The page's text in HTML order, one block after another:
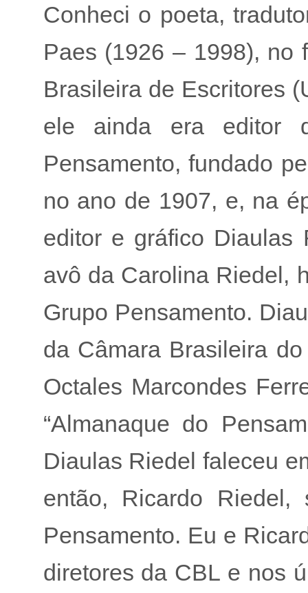
Conheci o poeta,
Paes (1926 – 1998), no
Brasileira de Escritores
ele ainda era editor
Pensamento, fundado
no ano de 1907, e, na
editor e gráfico Diaulas
avô da Carolina Riedel,
Grupo Pensamento.
da Câmara Brasileira
Octales Marcondes
“Almanaque do
Diaulas Riedel faleceu
então, Ricardo
Pensamento. Eu e
diretores da CBL e nos